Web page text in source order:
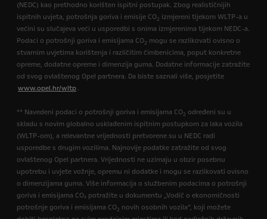
(NEDC) kao prethodno korišten ispitni postupak. Zbog realističnijih
ispitnih uvjeta, potrošnja goriva i emisije CO2 izmjereni tijekom WLTP-a u
većini su slučajeva veći u usporedbi s onima izmjerenima tijekom NEDC-a.
Podaci o potrošnji goriva i emisijama CO2 mogu se razlikovati ovisno o
stvarnim uvjetima korištenja i različitim čimbenicima, poput konkretne
opreme, dodatne opreme i dimenzija guma. Dodatne informacije zatražite
od svog ovlaštenog Opel partnera. Da biste saznali više, posjetite
www.opel.hr/wltp .
** Navedeni podaci o potrošnji goriva i emisijama CO2 određeni su u
skladu s novim globalno usklađenim ispitnim postupkom za laka vozila
(WLTP-om), a relevantne vrijednosti pretvorene su u NEDC radi
usporedbe s drugim vozilima. Najnovije podatke zatražite od svog
ovlaštenog Opel partnera. Vrijednosti ne uzimaju u obzir posebnu
upotrebu i uvjete vožnje, opremu ni dodatke i mogu se razlikovati ovisno
o dimenzijama guma. Više informacija o službenim podacima o potrošnji
goriva i emisijama CO₂ potražite u dokumentu „Vodič o ekonomičnosti
potrošnje goriva i emisijama CO2 novih osobnih vozila”, koji možete